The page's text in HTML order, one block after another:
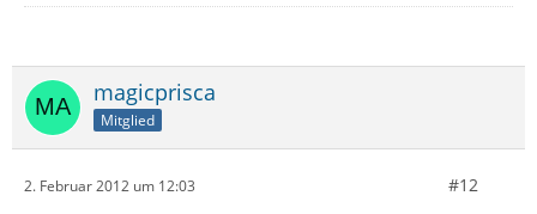
magicprisca
Mitglied
2. Februar 2012 um 12:03 #12